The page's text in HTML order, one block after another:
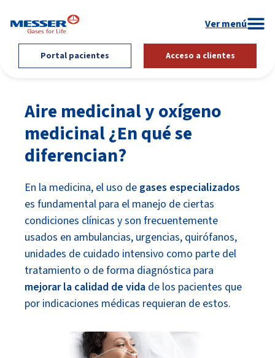
Portal pacientes Acceso a clientes
Aire medicinal y oxígeno
medicinal ¿En qué se
diferencian?
En la medicina, el uso de gases especializados
es fundamental para el manejo de ciertas
condiciones clínicas y son frecuentemente
usados en ambulancias, urgencias, quirófanos,
unidades de cuidado intensivo como parte del
tratamiento o de forma diagnóstica para
mejorar la calidad de vida de los pacientes que
por indicaciones médicas requieran de estos.